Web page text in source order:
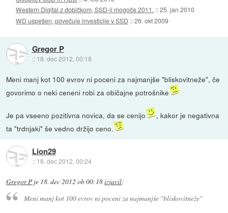
Western Digital z dobičkom, SSD-ji mogoče 2011. ::25. jan 2010
WD uspešen, povečuje investicije v SSD ::26. okt 2009
Gregor P
:: 18. dec 2012, 00:18
Meni manj kot 100 evrov ni poceni za najmanjše "bliskovitneže", če
govorimo o neki ceneni robi za običajne potrošnike
Je pa vseeno pozitivna novica, da se cenijo
, kakor je negativna
ta "trdnjaki" še vedno držijo ceno.
Lion29
:: 18. dec 2012, 00:24
Gregor P je 18. dec 2012 ob 00:18izjavil:
Meni manj kot 100 evrov ni poceni za najmanjše "bliskovitneže"